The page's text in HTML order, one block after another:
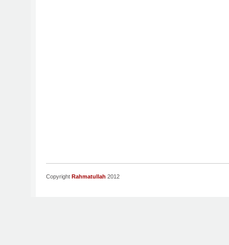
Copyright Rahmatullah 2012